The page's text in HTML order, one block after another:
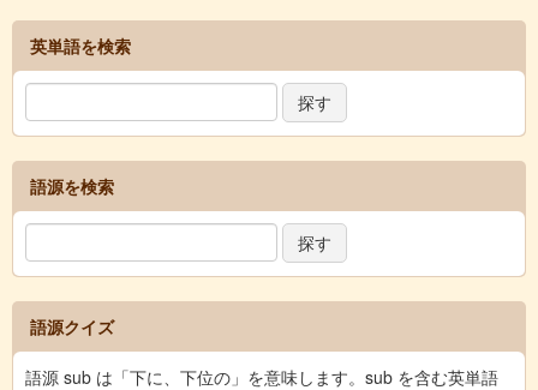
英単語を検索
語源を検索
語源クイズ
語源 sub は「下に、下位の」を意味します。sub を含む英単語